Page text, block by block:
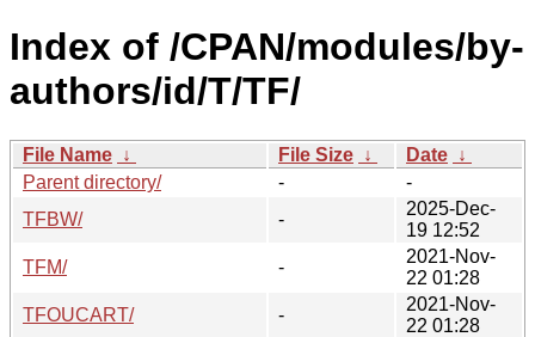
Index of /CPAN/modules/by-
authors/id/T/TF/
File Name ↓ File Size ↓ Date ↓
Parent directory/
-
-
TFBW/
-
2025-Dec-
19 12:52
TFM/
-
2021-Nov-
22 01:28
TFOUCART/
-
2021-Nov-
22 01:28